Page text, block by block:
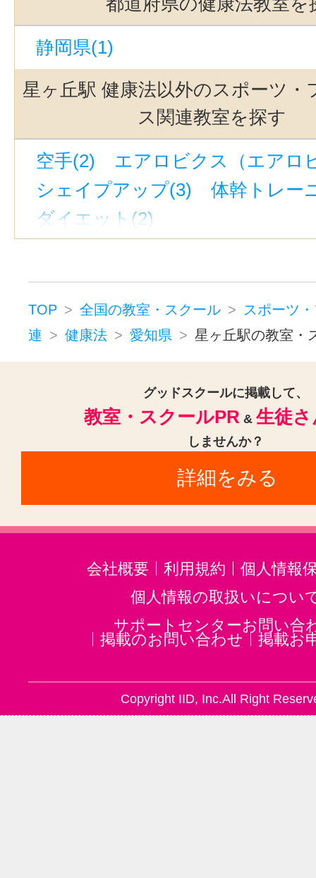
名古屋駅(2)
南栄駅(2)
名鉄名
鶴舞駅(2)
上社駅(2)
西岡崎駅(2)
名電山
本郷駅(愛知)(2)
大府駅(1)
いりなか駅(1)
小池
矢作橋駅(1)
三ケ根駅(1)
瑞穂
豊明駅(1)
堀田駅(名鉄)(1)
太
杁ヶ池公園駅(1)
宇頭駅(1)
幸田駅(愛知)(1)
本
前後駅(1)
堀田駅(名古屋市営)(1)
名和駅(愛知)(1)
長久手古戦場駅
藤が丘駅(愛知)(1)
西尾駅(1)
小幡駅(愛知)(1)
静岡県(1)
星ヶ丘駅 健康法以外のスポーツ・
ス関連教室を探す
空手(2)
エアロビクス（エアロ
シェイプアップ(3)
体幹トレー
ダイエット(2)
TOP 全国の教室・スクール
スポーツ
連
健康法 愛知県 星ヶ丘駅の教室・
グッドスクールに掲載して、
教室・スクールPR & 生徒
しませんか？
詳細をみる
会社概要 利用規約
個人情報
個人情報の取扱いについ
サポートセンターお問い合
掲載のお問い合わせ
掲載お
Copyright IID, Inc.All Right